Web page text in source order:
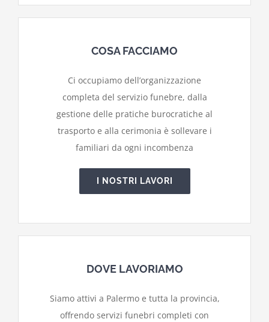
COSA FACCIAMO
Ci occupiamo dell’organizzazione
completa del servizio funebre, dalla
gestione delle pratiche burocratiche al
trasporto e alla cerimonia è sollevare i
familiari da ogni incombenza
I NOSTRI LAVORI
DOVE LAVORIAMO
Siamo attivi a Palermo e tutta la provincia,
offrendo servizi funebri completi con